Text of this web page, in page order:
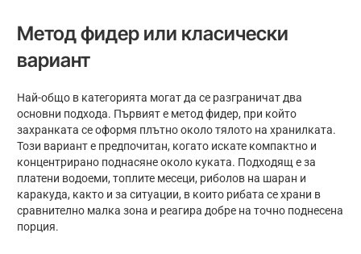
Метод фидер или класически
вариант
Най-общо в категорията могат да се разграничат два
основни подхода. Първият е метод фидер, при който
захранката се оформя плътно около тялото на хранилката.
Този вариант е предпочитан, когато искате компактно и
концентрирано поднасяне около куката. Подходящ е за
платени водоеми, топлите месеци, риболов на шаран и
каракуда, както и за ситуации, в които рибата се храни в
сравнително малка зона и реагира добре на точно поднесена
порция.